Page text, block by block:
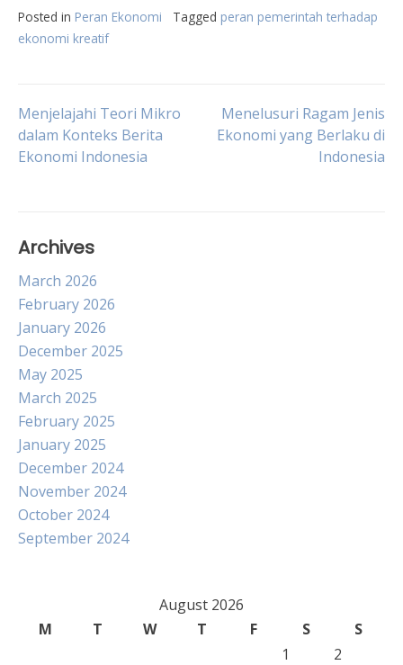
Posted in Peran Ekonomi Tagged peran pemerintah terhadap
ekonomi kreatif
Post
navigation
Menjelajahi Teori Mikro
dalam Konteks Berita
Ekonomi Indonesia
Menelusuri Ragam Jenis
Ekonomi yang Berlaku di
Indonesia
Archives
March 2026
February 2026
January 2026
December 2025
May 2025
March 2025
February 2025
January 2025
December 2024
November 2024
October 2024
September 2024
August 2026
M
T W T F S
S
1
2